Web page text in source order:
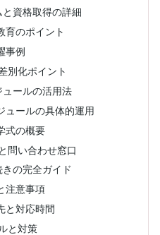
資格取得の詳細
育のポイント
事例
別化ポイント
ールの活用法
ュールの具体的運用
式の概要
問い合わせ窓口
の完全ガイド
注意事項
と対応時間
と対策